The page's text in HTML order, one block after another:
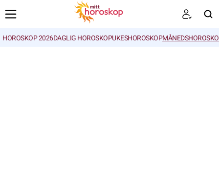
HOROSKOP 2026DAGLIG HOROSKOPUKESHOROSKOP